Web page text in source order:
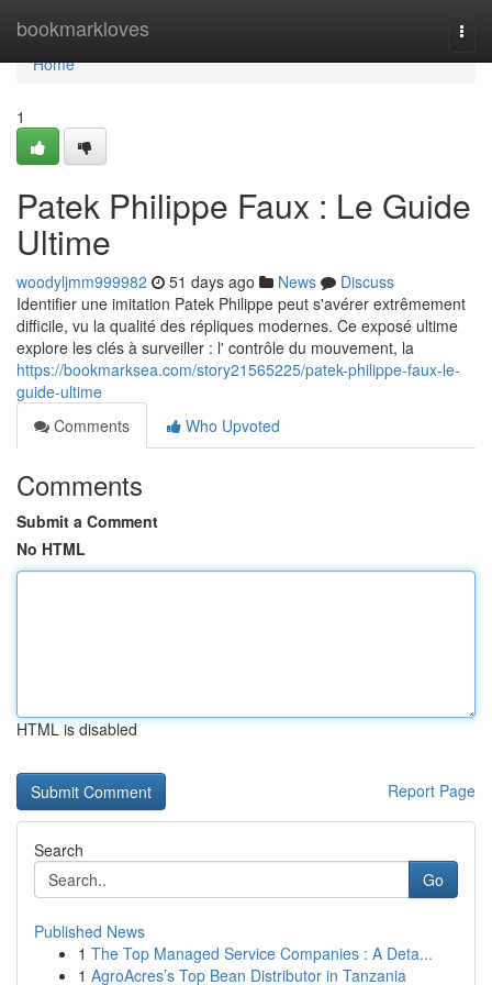
bookmarkloves
Home
Home
1
Patek Philippe Faux : Le Guide
Ultime
woodyljmm999982 51 days ago News
Discuss
Identifier une imitation Patek Philippe peut s'avérer extrêmement
difficile, vu la qualité des répliques modernes. Ce exposé ultime
explore les clés à surveiller : l' contrôle du mouvement, la
https://bookmarksea.com/story21565225/patek-philippe-faux-le-
guide-ultime
Comments
Who Upvoted
Comments
Submit a Comment
No HTML
HTML is disabled
Report Page
Search
Go
Published News
1 The Top Managed Service Companies : A Deta...
1 AgroAcres’s Top Bean Distributor in Tanzania